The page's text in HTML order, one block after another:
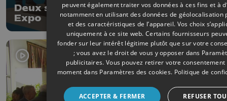
Deux salons font leur retour à Liège
Expo
peuvent également traiter vos données à ces fins et à
notamment en utilisant des données de géolocalisation
et des caractéristiques de l’appareil. Vos choix
uniquement à ce site web. Certains fournisseurs
fonder sur leur intérêt légitime plutôt que sur votre
; vous avez le droit de vous y opposer dans
publicitaires. Vous pouvez retirer votre
moment dans Paramètres des cookies. Politique de
ACCEPTER & FERMER REFUSER